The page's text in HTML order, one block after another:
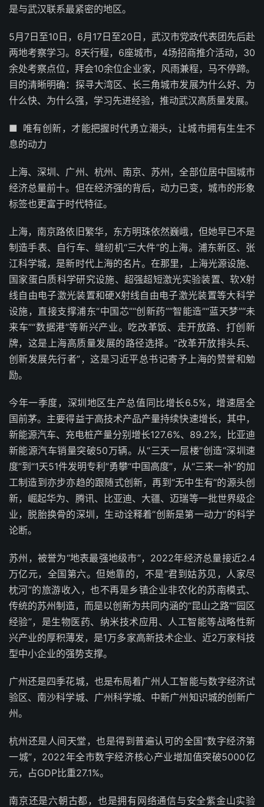
是与武汉联系最紧密的地区。
5月7日至10日，6月17日至20日，武汉市党政代表团先后赴
两地考察学习。8天行程，6座城市，4场招商推介活动，30
余处考察点位，拜会10余位企业家，风雨兼程，马不停蹄。
目的清晰明确：探寻大湾区、长三角城市发展为什么好、为
什么快、为什么强，学习先进经验，推动武汉高质量发展。
■ 唯有创新，才能把握时代勇立潮头，让城市拥有生生不
息的动力
上海、深圳、广州、杭州、南京、苏州，全部位居中国城市
经济总量前十。但在经济强的背后，动力已变，城市的形象
标签也更富于时代特征。
上海，南京路依旧繁华，东方明珠依然巍峨，但她早已不是
制造手表、自行车、缝纫机“三大件”的上海。浦东新区、张
江科学城，是新时代上海的名片。在那里，上海光源设施、
国家蛋白质科学研究设施、超强超短激光实验装置、软X射
线自由电子激光装置和硬X射线自由电子激光装置等大科学
设施，直接支撑浦东“中国芯”“创新药”“智能造”“蓝天梦”“未
来车”“数据港”等新兴产业。吃改革饭、走开放路、打创新
牌，这是上海高质量发展的路径选择。“改革开放排头兵、
创新发展先行者”，这是习近平总书记寄予上海的赞誉和勉
励。
今年一季度，深圳地区生产总值同比增长6.5%，增速居全
国前茅。主要得益于高技术产品产量持续快速增长，其中，
新能源汽车、充电桩产量分别增长127.6%、89.2%，比亚迪
新能源汽车销量突破50万辆。从“三天一层楼”创造“深圳速
度”到“1天51件发明专利”勇攀“中国高度”，从“三来一补”的加
工制造到亦步亦趋的跟随式创新，再到“无中生有”的源头创
新，崛起华为、腾讯、比亚迪、大疆、迈瑞等一批世界级企
业，脱胎换骨的深圳，生动诠释着“创新是第一动力”的科学
论断。
苏州，被誉为“地表最强地级市”，2022年经济总量接近2.4
万亿元，全国第六。但她靠的，不是“君到姑苏见，人家尽
枕河”的旅游收入，也不再是乡镇企业非农化的苏南模式、
传统的苏州制造，而是以创新为共同内涵的“昆山之路”“园区
经验”，是生物医药、纳米技术应用、人工智能等战略性新
兴产业的厚积薄发，是1万多家高新技术企业、近2万家科技
型中小企业的强势支撑。
广州还是四季花城，也是布局着广州人工智能与数字经济试
验区、南沙科学城、广州科学城、中新广州知识城的创新广
州。
杭州还是人间天堂，也是得到普遍认可的全国“数字经济第
一城”，2022年全市数字经济核心产业增加值突破5000亿
元，占GDP比重27.1%。
南京还是六朝古都，也是拥有网络通信与安全紫金山实验